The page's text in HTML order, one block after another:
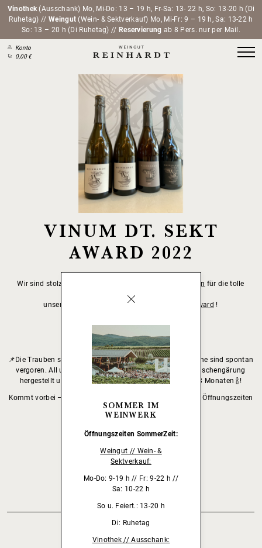
Vinothek(Ausschank) Mo, Mi-Do: 13 – 19 h, Fr-Sa: 13- 22 h, So: 13-20 h (Di
Ruhetag) // Weingut (Wein- & Sektverkauf) Mo, Mi-Fr: 9 – 19 h, Sa: 13-22 h
So: 13 – 20 h (Di Ruhetag) // Reservierung ab 8 Pers. nur per Mail.
SOMMER IM
WEINWERK
Öffnungszeiten SommerZeit:
Weingut // Wein- &
Sektverkauf:
Mo-Do: 9-19 h // Fr: 9-22 h //
Sa: 10-22 h
So u. Feiert.: 13-20 h
Di: Ruhetag
Vinothek // Ausschank:
Konto
0,00 €
VINUM DT. SEKT
AWARD 2022
Wir sind stolz 🤩 und bedanken uns bei @vinummagazin für die tolle
Bewertung
unserer eingereichten Sekte beim
#vinumsektaward !
Blanc et Noir – brut nature
Rosé Prestige – brut nature // 91 Punkte
📌Die Trauben sind handgelesen & selektiert, die Grundweine sind spontan
vergoren. All unsere Sekte werden nach traditioneller Flaschengärung
hergestellt und haben ein Hefelager von mindestens 38 Monaten 🍾!
Kommt vorbei – unsere Sekte können jederzeit zu unseren Öffnungszeiten
im WEINWERK verkostet werden 😊!
ZURÜCK